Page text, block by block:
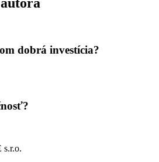
dobrá investícia?